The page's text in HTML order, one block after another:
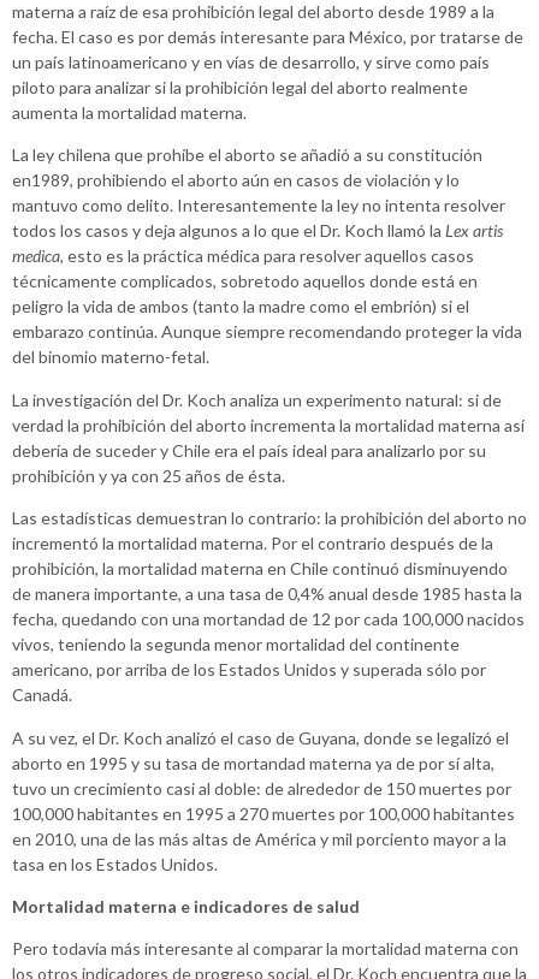
materna a raíz de esa prohibición legal del aborto desde 1989 a la
fecha. El caso es por demás interesante para México, por tratarse de
un país latinoamericano y en vías de desarrollo, y sirve como país
piloto para analizar si la prohibición legal del aborto realmente
aumenta la mortalidad materna.
La ley chilena que prohíbe el aborto se añadió a su constitución
en1989, prohibiendo el aborto aún en casos de violación y lo
mantuvo como delito. Interesantemente la ley no intenta resolver
todos los casos y deja algunos a lo que el Dr. Koch llamó la Lex artis
medica, esto es la práctica médica para resolver aquellos casos
técnicamente complicados, sobretodo aquellos donde está en
peligro la vida de ambos (tanto la madre como el embrión) si el
embarazo continúa. Aunque siempre recomendando proteger la vida
del binomio materno-fetal.
La investigación del Dr. Koch analiza un experimento natural: si de
verdad la prohibición del aborto incrementa la mortalidad materna así
debería de suceder y Chile era el país ideal para analizarlo por su
prohibición y ya con 25 años de ésta.
Las estadísticas demuestran lo contrario: la prohibición del aborto no
incrementó la mortalidad materna. Por el contrario después de la
prohibición, la mortalidad materna en Chile continuó disminuyendo
de manera importante, a una tasa de 0,4% anual desde 1985 hasta la
fecha, quedando con una mortandad de 12 por cada 100,000 nacidos
vivos, teniendo la segunda menor mortalidad del continente
americano, por arriba de los Estados Unidos y superada sólo por
Canadá.
A su vez, el Dr. Koch analizó el caso de Guyana, donde se legalizó el
aborto en 1995 y su tasa de mortandad materna ya de por sí alta,
tuvo un crecimiento casi al doble: de alrededor de 150 muertes por
100,000 habitantes en 1995 a 270 muertes por 100,000 habitantes
en 2010, una de las más altas de América y mil porciento mayor a la
tasa en los Estados Unidos.
Mortalidad materna e indicadores de salud
Pero todavía más interesante al comparar la mortalidad materna con
los otros indicadores de progreso social, el Dr. Koch encuentra que la